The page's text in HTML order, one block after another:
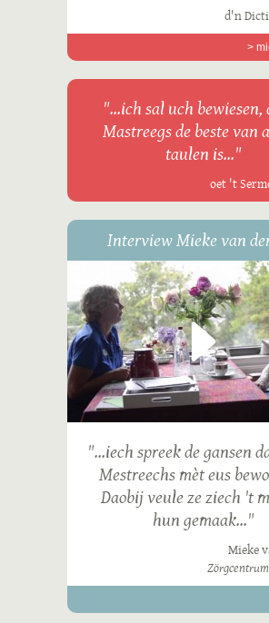
d'n
>
"...ich sal uch bewiesen,
Mastreegs de beste van
taulen is..."
oet 't
Interview Mieke van
"...iech spreek de gansen
Mestreechs mèt eus
Daobij veule ze ziech 't
hun gemaak..."
Mieke